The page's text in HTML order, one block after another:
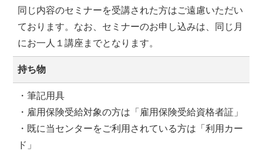
同じ内容のセミナーを受講された方はご遠慮いただい
ております。なお、セミナーのお申し込みは、同じ月
にお一人１講座までとなります。
持ち物
・筆記用具
・雇用保険受給対象の方は「雇用保険受給資格者証」
・既に当センターをご利用されている方は「利用カー
ド」